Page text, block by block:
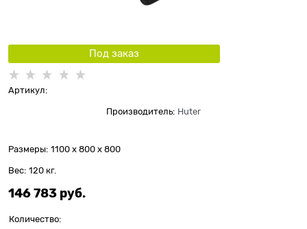
Под заказ
Артикул:
Производитель: Huter
Размеры: 1100 x 800 x 800
Вес: 120 кг.
146 783 руб.
Количество: